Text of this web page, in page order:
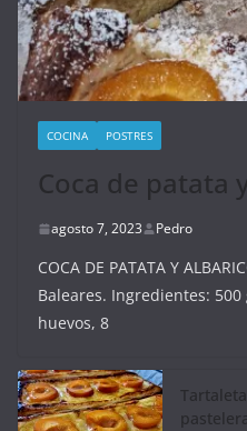
COCINA POSTRES
Coca de patata
agosto 7, 2023 Pedro
COCA DE PATATA Y
Baleares. Ingredientes:
huevos, 8